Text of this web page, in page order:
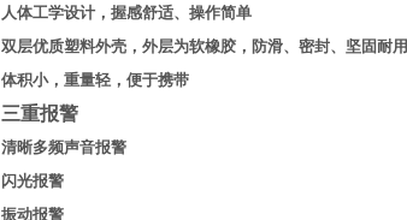
人体工学设计，握感舒适、操作简单
双层优质塑料外壳，外层为软橡胶，防滑、密封、坚固耐用
体积小，重量轻，便于携带
三重报警
清晰多频声音报警
闪光报警
振动报警